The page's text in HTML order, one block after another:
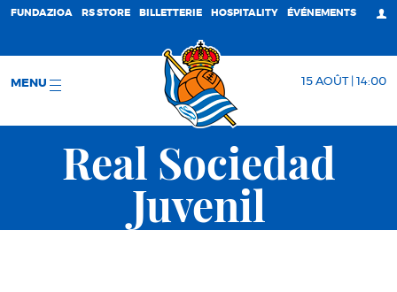
FUNDAZIOA RS STORE BILLETTERIE HOSPITALITY ÉVÉNEMENTS
MENU 15 AOÛT | 14:00
Real Sociedad
Juvenil